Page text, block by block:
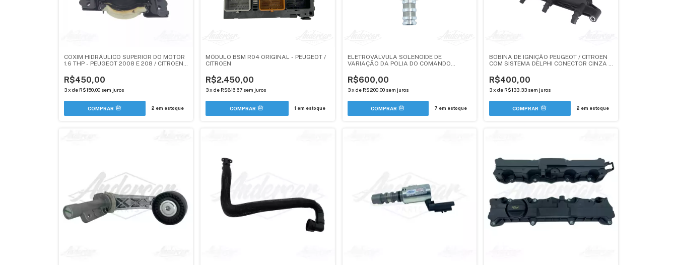
COXIM HIDRÁULICO SUPERIOR DO MOTOR
1.6 THP - PEUGEOT 2008 E 208 / CITROEN
R$450,00
3x de R$150,00 sem juros
2 em estoque
MÓDULO BSM R04 ORIGINAL - PEUGEOT /
CITROEN
R$2.450,00
3xde R$816,67 sem juros
1 em estoque
ELETROVÁLVULA SOLENOIDE DE
VARIAÇÃO DA POLIA DO COMANDO
DS (ANDERCAR)
R$600,00
3 x de R$200,00 sem juros
7 em estoque
BOBINA DE IGNIÇÃO PEUGEOT / CITROEN
COM SISTEMA DELPHI CONECTOR CINZA -
R$400,00
3x de R$133,33 sem juros
2 em estoque